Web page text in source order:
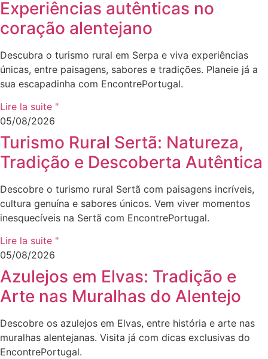
Experiências autênticas no
coração alentejano
Descubra o turismo rural em Serpa e viva experiências
únicas, entre paisagens, sabores e tradições. Planeie já a
sua escapadinha com EncontrePortugal.
Lire la suite "
05/08/2026
Turismo Rural Sertã: Natureza,
Tradição e Descoberta Autêntica
Descobre o turismo rural Sertã com paisagens incríveis,
cultura genuína e sabores únicos. Vem viver momentos
inesquecíveis na Sertã com EncontrePortugal.
Lire la suite "
05/08/2026
Azulejos em Elvas: Tradição e
Arte nas Muralhas do Alentejo
Descobre os azulejos em Elvas, entre história e arte nas
muralhas alentejanas. Visita já com dicas exclusivas do
EncontrePortugal.